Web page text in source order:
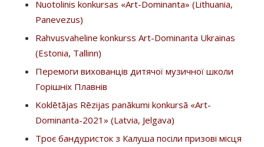
Nuotolinis konkursas «Art-Dominanta» (Lithuania,
Panevezus)
Rahvusvaheline konkurss Art-Dominanta Ukrainas
(Estonia, Tallinn)
Перемоги вихованців дитячої музичної школи
Горішніх Плавнів
Koklētājas Rēzijas panākumi konkursā «Art-
Dominanta-2021» (Latvia, Jelgava)
Троє бандуристок з Калуша посіли призові місця